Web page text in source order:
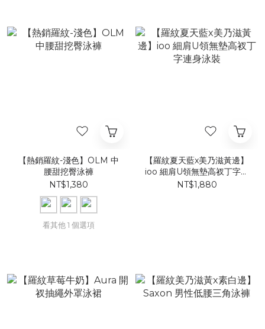
【熱銷羅紋-淺色】OLM 中
腰甜挖臀泳褲
NT$1,380
看其他 1 個選項
【羅紋夏天藍x美乃滋黃邊】
ioo 細肩U領無墊高衩丁字連
身泳裝
NT$1,880